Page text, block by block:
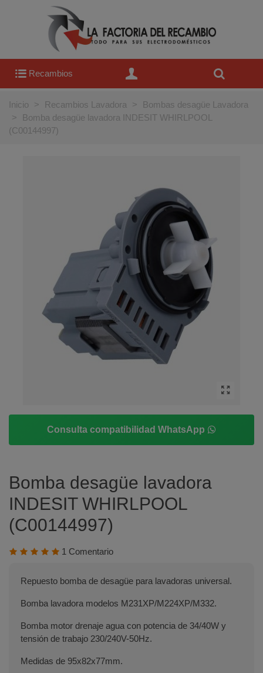
Recambios
Inicio > Recambios Lavadora >
Bombas desagüe Lavadora
>
Bomba desagüe lavadora INDESIT WHIRLPOOL
(C00144997)
Consulta compatibilidad WhatsApp
Bomba desagüe lavadora
INDESIT WHIRLPOOL
(C00144997)
1 Comentario
Repuesto bomba de desagüe para lavadoras universal.
Bomba lavadora modelos M231XP/M224XP/M332.
Bomba motor drenaje agua con potencia de 34/40W y
tensión de trabajo 230/240V-50Hz.
Medidas de 95x82x77mm.